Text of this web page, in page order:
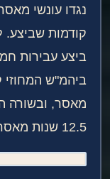
נגדו עונשי
קודמות
ביצע עבירות
מאסר, ובשורה
12.5 שנות מאסר.